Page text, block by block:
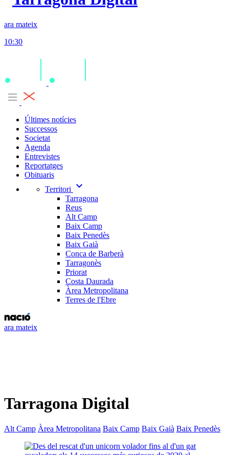
ara mateix
10:30
Últimes notícies
Successos
Societat
Agenda
Entrevistes
Reportatges
Obituaris
Territori
expand_more
Tarragona
Reus
Alt Camp
Baix Camp
Baix Penedès
Baix Gaià
Conca de Barberà
Tarragonès
Priorat
Costa Daurada
Àrea Metropolitana
Terres de l'Ebre
ara mateix
Tarragona Digital
Alt Camp Àrea Metropolitana Baix Camp Baix Gaià Baix Penedès